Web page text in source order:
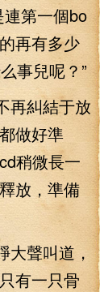
第一個bo
再有多少
事兒呢？”
糾結于放
做好準
稍微長一
放，準備
聲叫道，
有一只骨